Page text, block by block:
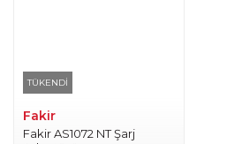
TÜKENDİ
Fakir
Fakir AS1072 NT Şarj